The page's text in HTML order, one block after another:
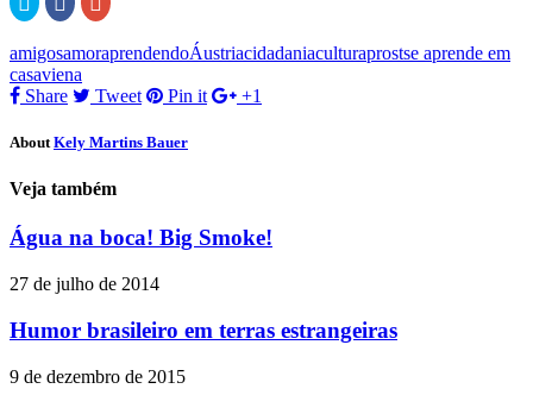
para
compartilhar
Twitter(abre
em
nova
janela)
para
compartilhar
Facebook(abre
em
nova
janela)
no
em
nova
amigosamoraprendendoÁustriacidadaniaculturaprostse aprende em
casaviena
Share
Tweet Pin it +1
About Kely Martins Bauer
Veja também
Água na boca! Big Smoke!
27 de julho de 2014
Humor brasileiro em terras estrangeiras
9 de dezembro de 2015